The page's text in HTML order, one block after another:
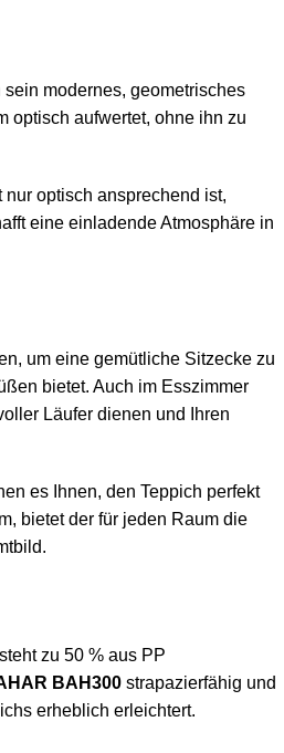
modernes, geometrisches
optisch aufwertet, ohne ihn zu
optisch ansprechend ist,
eine einladende Atmosphäre in
um eine gemütliche Sitzecke zu
bietet. Auch im Esszimmer
Läufer dienen und Ihren
es Ihnen, den Teppich perfekt
bietet der für jeden Raum die
zu 50 % aus PP
BAH300 strapazierfähig und
erheblich erleichtert.